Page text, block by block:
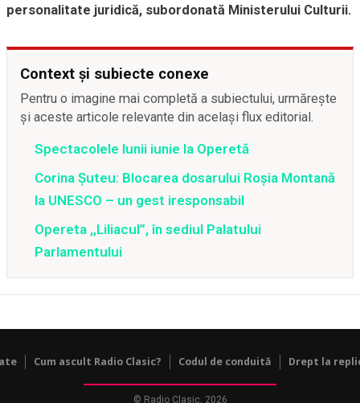
personalitate juridică, subordonată Ministerului Culturii.
Context și subiecte conexe
Pentru o imagine mai completă a subiectului, urmărește
și aceste articole relevante din același flux editorial.
Spectacolele lunii iunie la Operetă
Corina Şuteu: Blocarea dosarului Roşia Montană
la UNESCO – un gest iresponsabil
Opereta ,,Liliacul”, în sediul Palatului
Parlamentului
Cum ascult Radio Clasic? Codul de conduită Drept la
© Radio Clasic, 2026